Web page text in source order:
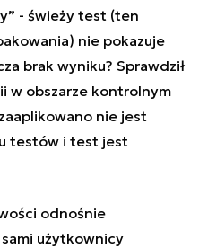
- świeży test (ten
nie pokazuje
brak wyniku? Sprawdził
w obszarze kontrolnym
nie jest
testów i test jest
odnośnie
użytkownicy